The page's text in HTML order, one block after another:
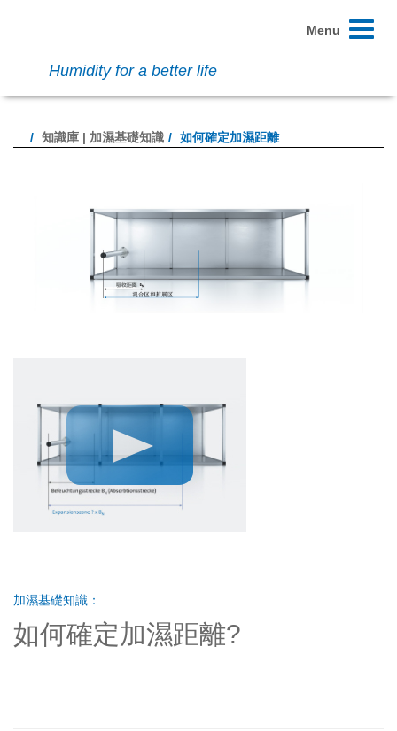
Humidity for a better life
Toggle
Menu
知識庫 | 加濕基礎知識 如何確定加濕距離
加濕基礎知識：
如何確定加濕距離?